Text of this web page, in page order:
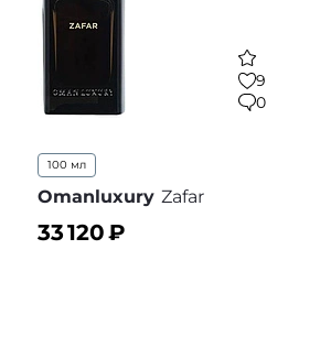
9
0
100 мл
Omanluxury Zafar
33 120₽